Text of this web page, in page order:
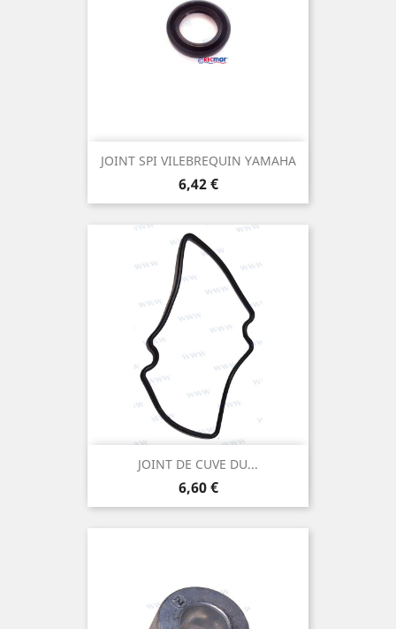
JOINT SPI VILEBREQUIN YAMAHA
Prix
6,42 €
JOINT DE CUVE DU...
Prix
6,60 €